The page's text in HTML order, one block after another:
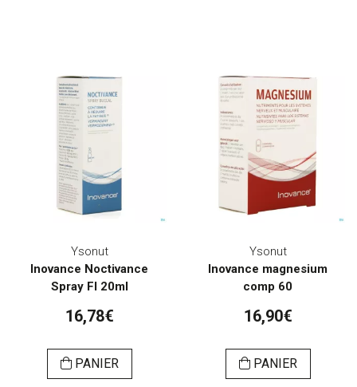
Ysonut
Inovance Noctivance
Spray Fl 20ml
16,78€
PANIER
Ysonut
Inovance magnesium
comp 60
16,90€
PANIER